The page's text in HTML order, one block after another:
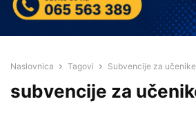
Naslovnica Tagovi Subvencije za učenike
subvencije za